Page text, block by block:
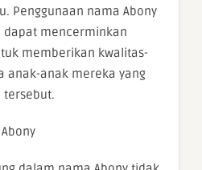
Penggunaan nama Abony
mencerminkan
memberikan kwalitas-
anak-anak mereka yang